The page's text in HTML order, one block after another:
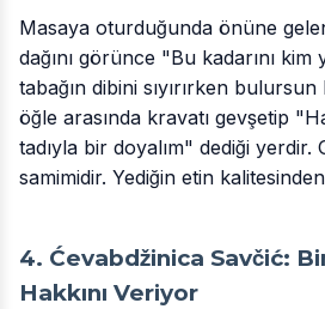
Masaya oturduğunda önüne
dağını görünce "Bu kadarını
tabağın dibini sıyırırken
öğle arasında kravatı gevşetip
tadıyla bir doyalım" dediği yerdir.
samimidir. Yediğin etin
4. Ćevabdžinica Savčić:
Hakkını Veriyor